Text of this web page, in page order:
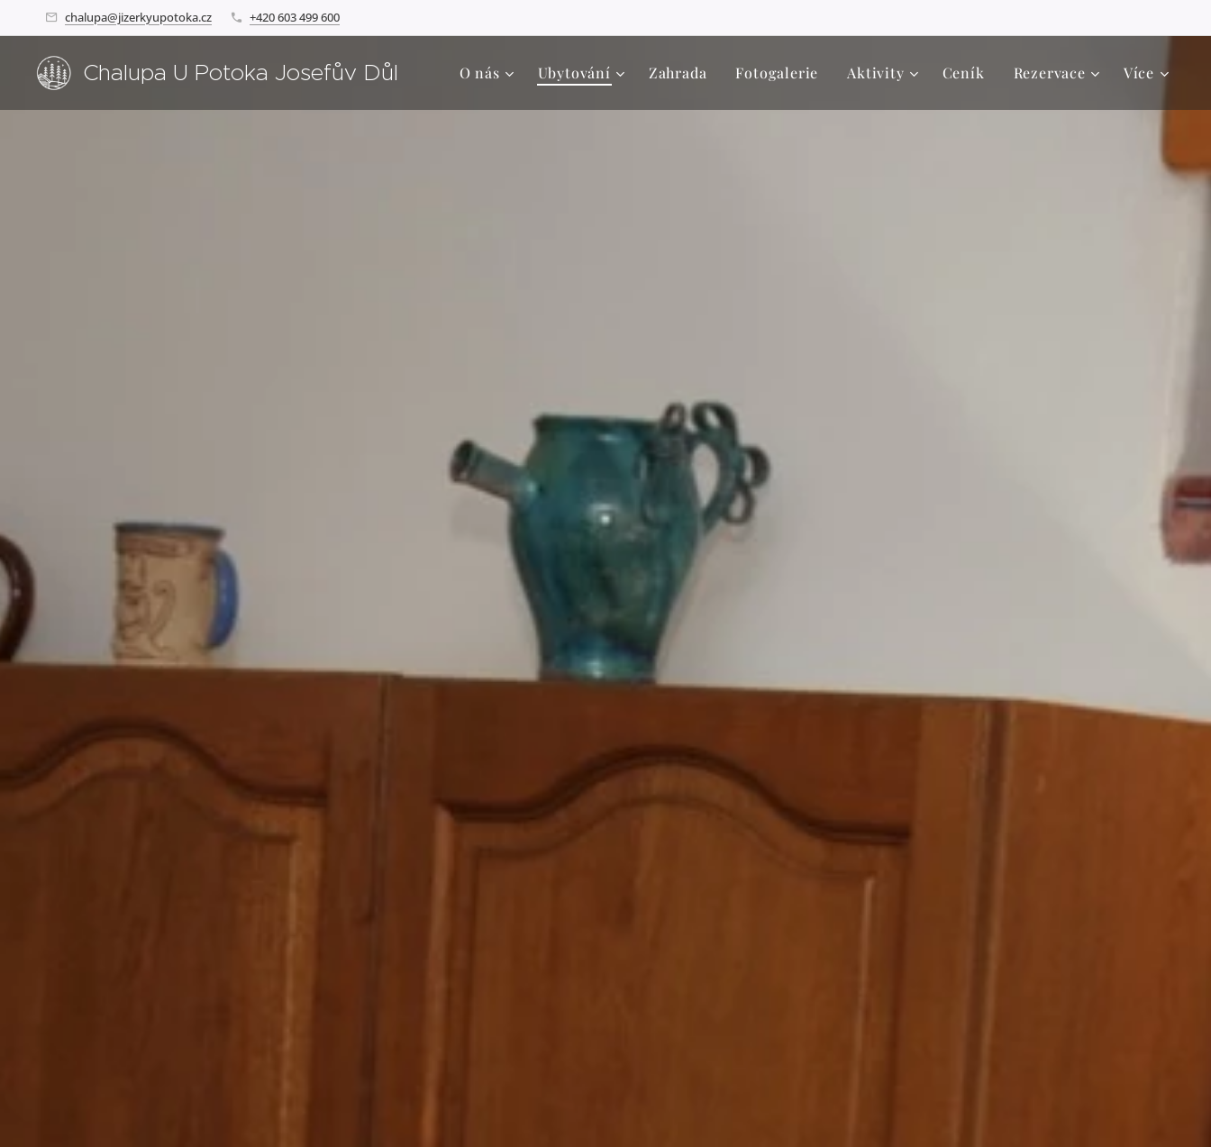
chalupa@jizerkyupotoka.cz +420 603 499 600
Chalupa U Potoka Josefův Důl O nás Ubytování Zahrada Fotogalerie Aktivity Ceník Rezervace Více